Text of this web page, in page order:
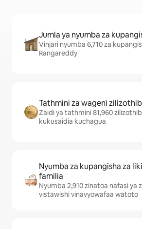
Jumla ya nyumba za
Vinjari nyumba 6,710 za
Rangareddy
Tathmini za wageni
Zaidi ya tathmini 81,960
kukusaidia kuchagua
Nyumba za kupangisha za
familia
Nyumba 2,910 zinatoa nafasi ya
vistawishi vinavyowafaa watoto